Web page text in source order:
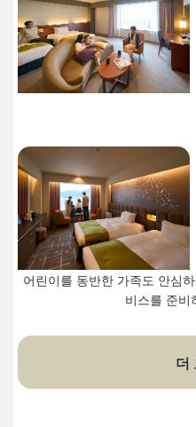
어린이를 동반한 가족도 안심
비스를 준비
더